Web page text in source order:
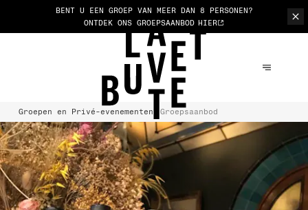
BENT U EEN GROEP VAN MEER DAN 8 PERSONEN?
ONTDEK ONS GROEPSAANBOD HIER
Groepen en Privé-evenementen Groepsaanbod